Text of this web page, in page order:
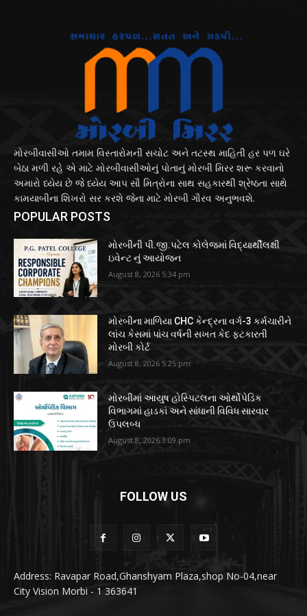
મોરબીવાસીઓ તમામ વિસ્તારોમની સચોટ અને તટસ્થ માહિતી હર પળ ઘરે
બેઠા મળી રહે એ માટે મોરબીવાસીઓનું પોતાનું મોરબી મિરર શરૂ કરવાનો
અમારો ધ્યેય છે જે ધ્યેય આપ સૌ મિત્રોના સાથ સહકારથી શ્રેષ્ઠતા સાથે
કામયાબીના શિખરો સર કરશે જેના માટે મોરબી ગૌરવ અનુભવશે.
POPULAR POSTS
મોરબીની પી.જી.પટેલ કોલેજમાં વિદ્યાર્થીલક્ષી
ઇવેન્ટ નું આયોજન
August 8, 2026 5:34 pm
મોરબીના માળિયા CHC કેન્દ્રના વર્ગ-3 કર્મચારીને
લાંચ કેસમાં પાંચ વર્ષની સખત કેદ ફટકારતી
મોરબી કોર્ટ
August 8, 2026 5:25 pm
મોરબીમાં આયુષ હોસ્પિટલના ઓર્થોપેડિક
વિભાગમાં હાડકાં અને સાંધાની વિવિધ સારવાર
ઉપલબ્ધ
August 8, 2026 3:09 pm
FOLLOW US
Address: Ravapar Road,Ghanshyam Plaza,shop No-04,near
City Vision Morbi - 1 363641